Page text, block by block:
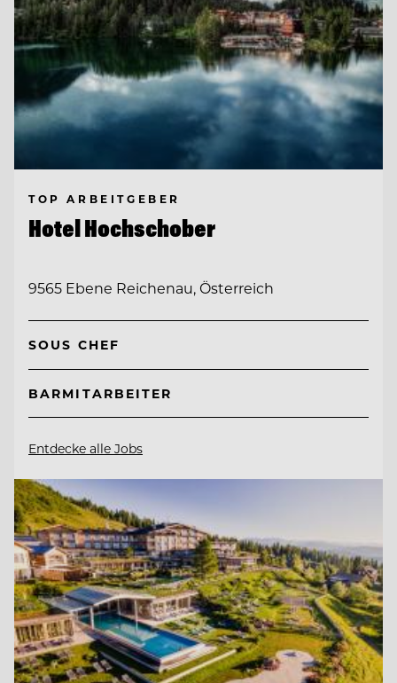
TOP ARBEITGEBER
Hotel Hochschober
9565 Ebene Reichenau, Österreich
SOUS CHEF
BARMITARBEITER
Entdecke alle Jobs